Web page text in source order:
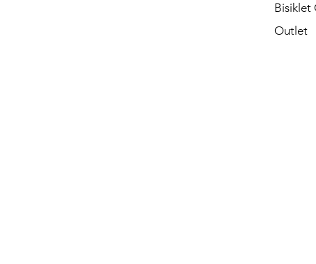
Bisiklet
Outlet